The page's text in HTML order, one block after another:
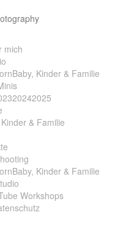
mich
Baby, Kinder & Familie
20242025
& Familie
Baby, Kinder & Familie
Workshops